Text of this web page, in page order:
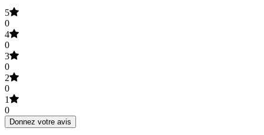
5
0
4
0
3
0
2
0
1
0
Donnez votre avis